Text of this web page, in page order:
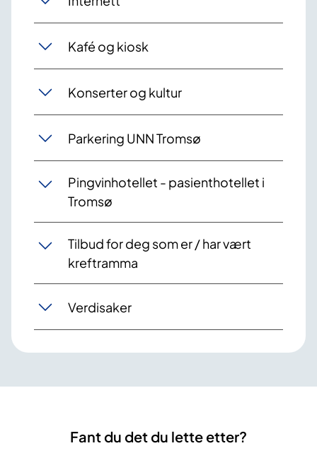
Kafé og kiosk
Konserter og kultur
Parkering UNN Tromsø
Pingvinhotellet - pasienthotellet i
Tromsø
Tilbud for deg som er / har vært
kreftramma
Verdisaker
Fant du det du lette etter?